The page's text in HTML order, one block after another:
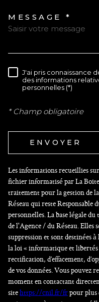
MESSAGE *
J'ai pris connaissance
des informations
personnelles (*)
* Champ obligatoire
ENVOYER
Les informations recueillies
fichier informatisé par La
traitement pour la gestion de
Réseau qui reste Responsable
personnelles. La base légale
de l'Agence / du Réseau. Elles
suppression et sont destinées
la loi « informatique et libertés
rectification, d’effacement,
de vos données. Vous
moment en contactant
sitehttps://cnil.fr/frpour plus